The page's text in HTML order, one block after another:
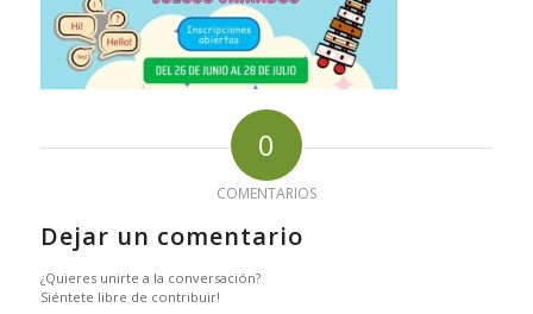
0
COMENTARIOS
Dejar un comentario
¿Quieres unirte a la conversación?
Siéntete libre de contribuir!